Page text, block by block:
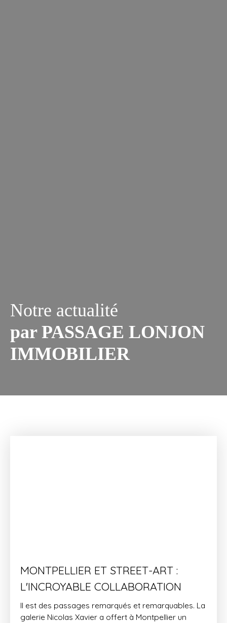
Notre actualité
par PASSAGE LONJON
IMMOBILIER
MONTPELLIER ET STREET-ART :
L'INCROYABLE COLLABORATION
Il est des passages remarqués et remarquables. La
galerie Nicolas Xavier a offert à Montpellier un